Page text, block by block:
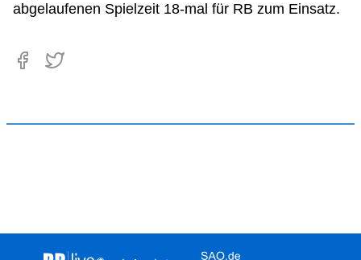
abgelaufenen Spielzeit 18-mal für RB zum Einsatz.